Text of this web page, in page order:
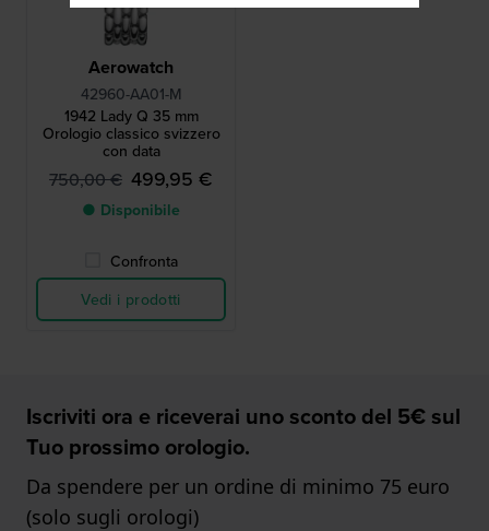
Aerowatch
42960-AA01-M
1942 Lady Q 35 mm
Orologio classico svizzero
con data
750,00 € 499,95 €
● Disponibile
Confronta
Vedi i prodotti
Iscriviti ora e riceverai uno sconto del 5€ sul
Tuo prossimo orologio.
Da spendere per un ordine di minimo 75 euro
(solo sugli orologi)